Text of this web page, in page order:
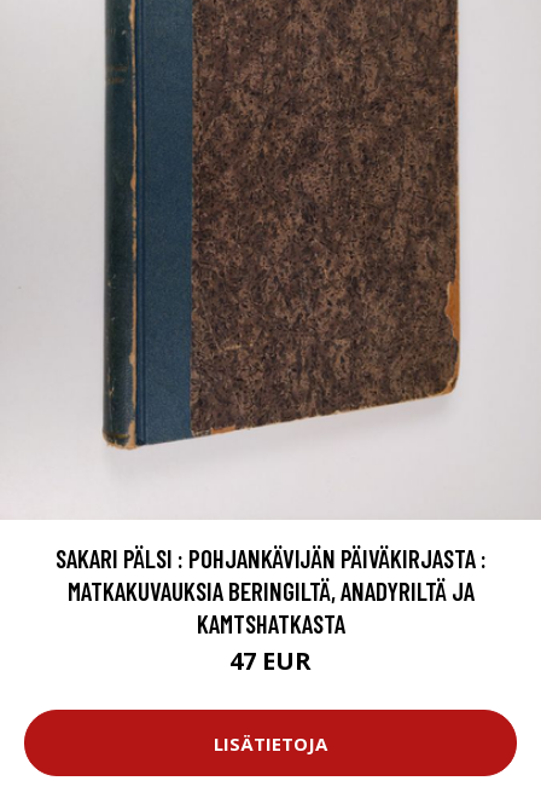
SAKARI PÄLSI : POHJANKÄVIJÄN PÄIVÄKIRJASTA :
MATKAKUVAUKSIA BERINGILTÄ, ANADYRILTÄ JA
KAMTSHATKASTA
47 EUR
LISÄTIETOJA